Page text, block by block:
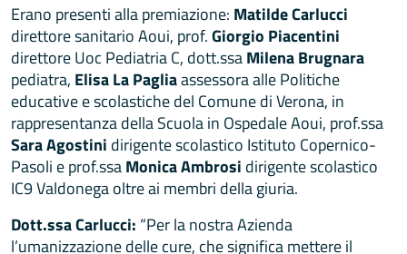
Erano presenti alla premiazione: Matilde Carlucci
direttore sanitario Aoui, prof.Giorgio Piacentini
direttore Uoc Pediatria C, dott.ssaMilena Brugnara
pediatra, Elisa La Pagliaassessora alle Politiche
educative e scolastiche del Comune di Verona, in
rappresentanza della Scuola in Ospedale Aoui, prof.ssa
Sara Agostini dirigente scolastico Istituto Copernico-
Pasoli e prof.ssaMonica Ambrosi dirigente scolastico
IC9 Valdonega oltre ai membri della giuria.
Dott.ssa Carlucci: “Per la nostra Azienda
l’umanizzazione delle cure, che significa mettere il